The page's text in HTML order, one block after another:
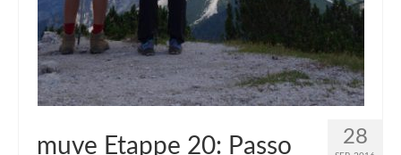
28
muve Etappe 20: Passo